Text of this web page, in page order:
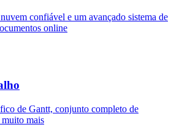
confiável e um avançado sistema de
online
de Gantt, conjunto completo de
muito mais